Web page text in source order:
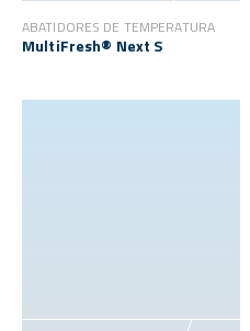
ABATIDORES DE TEMPERATURA
MultiFresh® Next S